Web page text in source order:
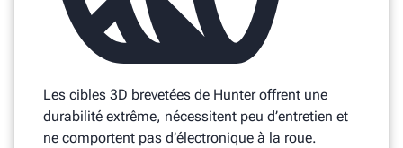
Les cibles 3D brevetées de Hunter offrent une
durabilité extrême, nécessitent peu d’entretien et
ne comportent pas d’électronique à la roue.